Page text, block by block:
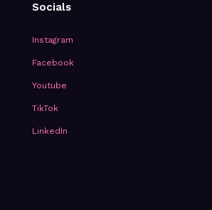
Socials
Instagram
Facebook
Youtube
TikTok
LinkedIn